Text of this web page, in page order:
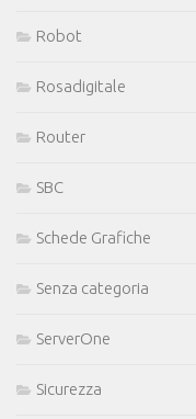
Robot
Rosadigitale
Router
SBC
Schede Grafiche
Senza categoria
ServerOne
Sicurezza